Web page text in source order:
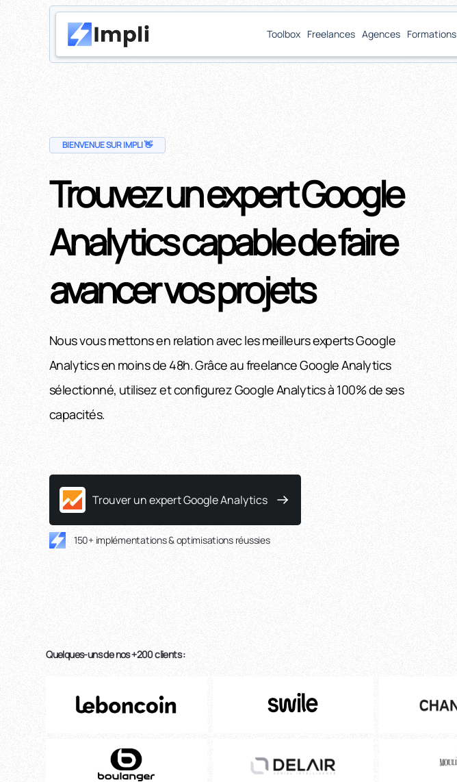
Toolbox Freelances Agences Formations
BIENVENUE SUR IMPLI 👋
Trouvez un expert Google
Analytics capable de faire
avancer vos projets
Nous vous mettons en relation avec les meilleurs experts Google
Analytics en moins de 48h. Grâce au freelance Google Analytics
sélectionné, utilisez et configurez Google Analytics à 100% de ses
capacités.
Trouver un expert Google Analytics
150+ implémentations & optimisations réussies
Quelques-uns de nos +200 clients :